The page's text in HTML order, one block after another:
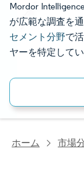
Mordor
が広範な調査を
セメント分野で
ヤーを特定してい
ホーム 市場